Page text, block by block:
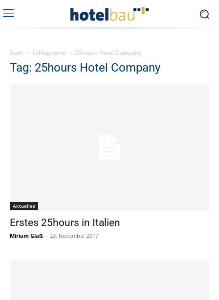
Start Schlagworte 25hours Hotel Company
Tag: 25hours Hotel Company
Aktuelles
Erstes 25hours in Italien
Miriam Glaß - 23. November 2017